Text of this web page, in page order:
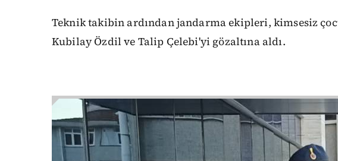
Teknik takibin ardından jandarma ekipleri, kimsesiz
Kubilay Özdil ve Talip Çelebi'yi gözaltına aldı.